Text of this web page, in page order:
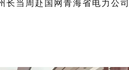
当周赴国网青海省电力公